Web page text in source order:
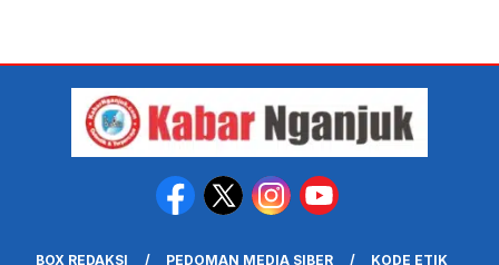
BOX REDAKSI PEDOMAN MEDIA SIBER KODE ETIK